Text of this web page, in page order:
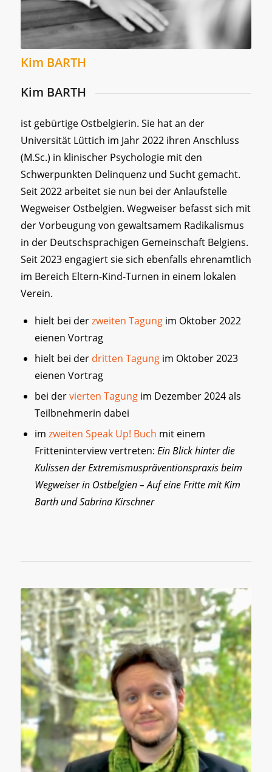
Kim BARTH
Kim BARTH
ist gebürtige Ostbelgierin. Sie hat an der
Universität Lüttich im Jahr 2022 ihren Anschluss
(M.Sc.) in klinischer Psychologie mit den
Schwerpunkten Delinquenz und Sucht gemacht.
Seit 2022 arbeitet sie nun bei der Anlaufstelle
Wegweiser Ostbelgien. Wegweiser befasst sich mit
der Vorbeugung von gewaltsamem Radikalismus
in der Deutschsprachigen Gemeinschaft Belgiens.
Seit 2023 engagiert sie sich ebenfalls ehrenamtlich
im Bereich Eltern-Kind-Turnen in einem lokalen
Verein.
hielt bei derzweiten Tagungim Oktober 2022
eienen Vortrag
hielt bei der dritten Tagung im Oktober 2023
eienen Vortrag
bei dervierten Tagungim Dezember 2024 als
Teilbnehmerin dabei
im zweiten Speak Up! Buch mit einem
Fritteninterview vertreten: Ein Blick hinter die
Kulissen der Extremismuspräventionspraxis beim
Wegweiser in Ostbelgien – Auf eine Fritte mit Kim
Barth und Sabrina Kirschner